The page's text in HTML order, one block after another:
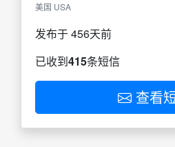
美国 USA
发布于 456天前
已收到415条短信
查看